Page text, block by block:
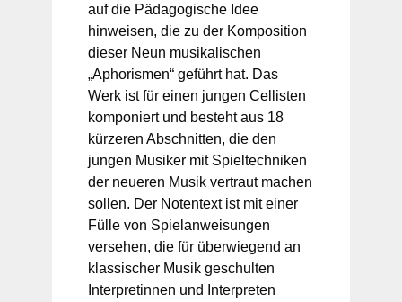
auf die Pädagogische Idee
hinweisen, die zu der Komposition
dieser Neun musikalischen
„Aphorismen“ geführt hat. Das
Werk ist für einen jungen Cellisten
komponiert und besteht aus 18
kürzeren Abschnitten, die den
jungen Musiker mit Spieltechniken
der neueren Musik vertraut machen
sollen. Der Notentext ist mit einer
Fülle von Spielanweisungen
versehen, die für überwiegend an
klassischer Musik geschulten
Interpretinnen und Interpreten